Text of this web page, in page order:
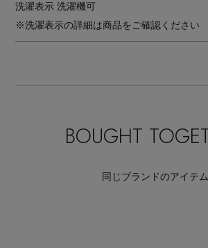
洗濯表示 洗濯機可
※洗濯表示の詳細は商品をご確認ください
BOUGHT
同じブランドのアイテム